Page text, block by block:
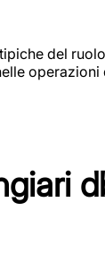
del